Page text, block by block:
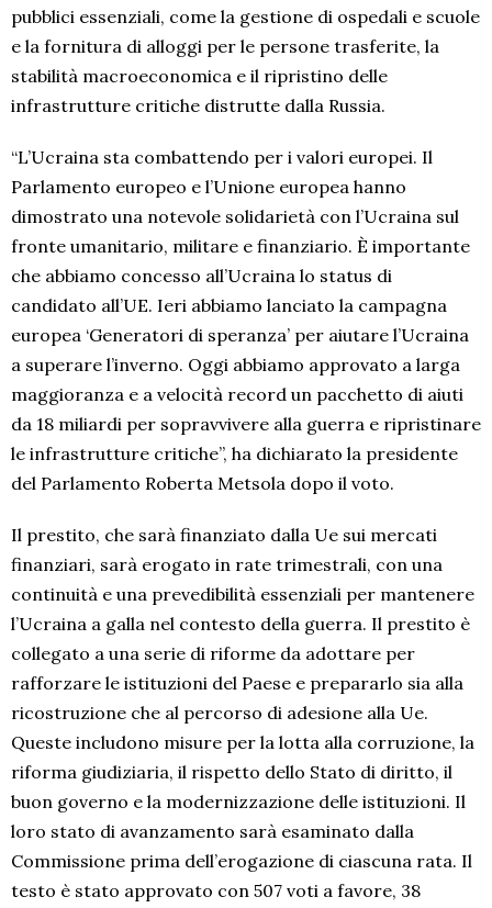
pubblici essenziali, come la gestione di ospedali e scuole
e la fornitura di alloggi per le persone trasferite, la
stabilità macroeconomica e il ripristino delle
infrastrutture critiche distrutte dalla Russia.
“L’Ucraina sta combattendo per i valori europei. Il
Parlamento europeo e l’Unione europea hanno
dimostrato una notevole solidarietà con l’Ucraina sul
fronte umanitario, militare e finanziario. È importante
che abbiamo concesso all’Ucraina lo status di
candidato all’UE. Ieri abbiamo lanciato la campagna
europea ‘Generatori di speranza’ per aiutare l’Ucraina
a superare l’inverno. Oggi abbiamo approvato a larga
maggioranza e a velocità record un pacchetto di aiuti
da 18 miliardi per sopravvivere alla guerra e ripristinare
le infrastrutture critiche”, ha dichiarato la presidente
del Parlamento Roberta Metsola dopo il voto.
Il prestito, che sarà finanziato dalla Ue sui mercati
finanziari, sarà erogato in rate trimestrali, con una
continuità e una prevedibilità essenziali per mantenere
l’Ucraina a galla nel contesto della guerra. Il prestito è
collegato a una serie di riforme da adottare per
rafforzare le istituzioni del Paese e prepararlo sia alla
ricostruzione che al percorso di adesione alla Ue.
Queste includono misure per la lotta alla corruzione, la
riforma giudiziaria, il rispetto dello Stato di diritto, il
buon governo e la modernizzazione delle istituzioni. Il
loro stato di avanzamento sarà esaminato dalla
Commissione prima dell’erogazione di ciascuna rata. Il
testo è stato approvato con 507 voti a favore, 38